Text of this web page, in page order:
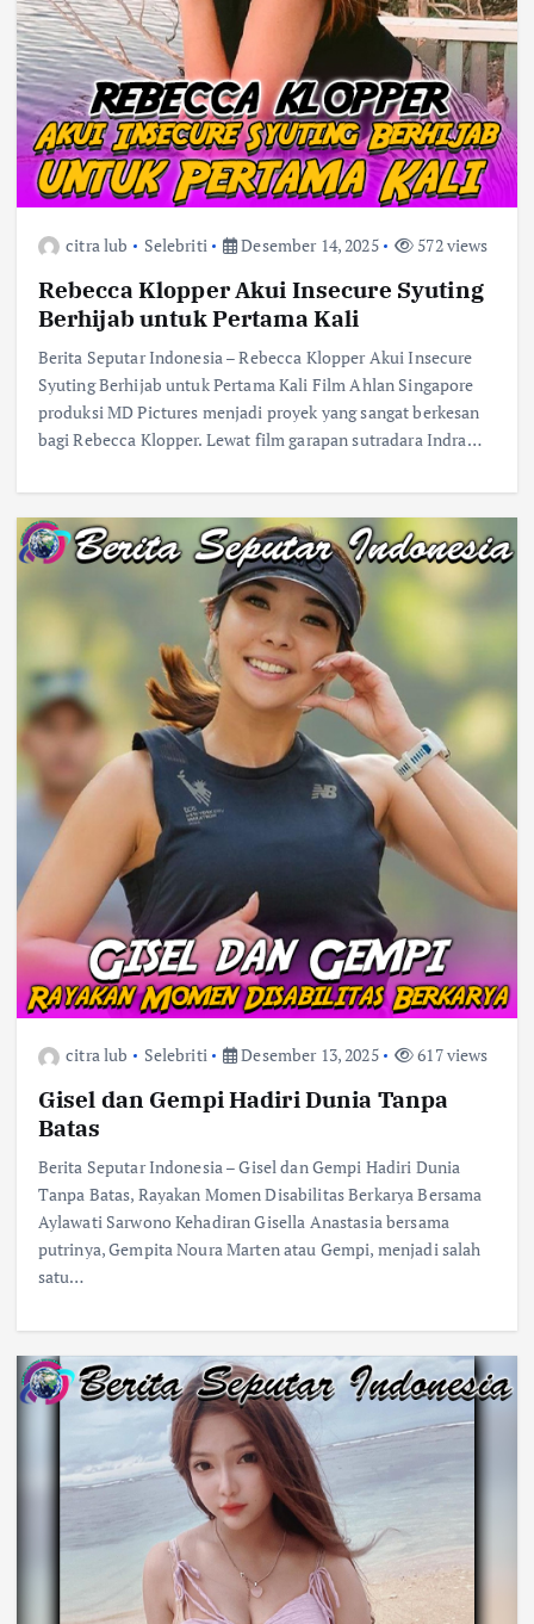
citra lub Selebriti Desember 14, 2025 572 views
Rebecca Klopper Akui Insecure Syuting
Berhijab untuk Pertama Kali
Berita Seputar Indonesia – Rebecca Klopper Akui Insecure
Syuting Berhijab untuk Pertama Kali Film Ahlan Singapore
produksi MD Pictures menjadi proyek yang sangat berkesan
bagi Rebecca Klopper. Lewat film garapan sutradara Indra…
citra lub Selebriti Desember 13, 2025 617 views
Gisel dan Gempi Hadiri Dunia Tanpa
Batas
Berita Seputar Indonesia – Gisel dan Gempi Hadiri Dunia
Tanpa Batas, Rayakan Momen Disabilitas Berkarya Bersama
Aylawati Sarwono Kehadiran Gisella Anastasia bersama
putrinya, Gempita Noura Marten atau Gempi, menjadi salah
satu…